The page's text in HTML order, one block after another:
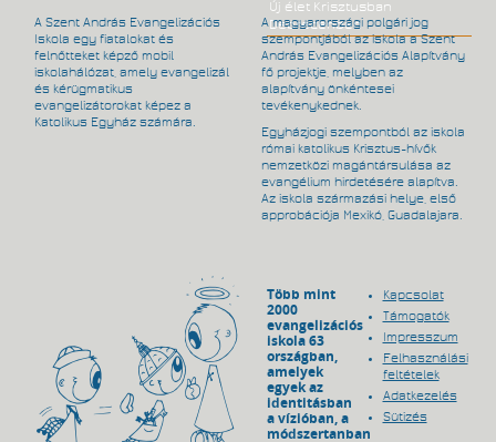
Új élet Krisztusban
Debrecenben
A Szent András Evangelizációs
Iskola egy fiatalokat és
felnőtteket képző mobil
iskolahálózat, amely evangelizál
és kérügmatikus
evangelizátorokat képez a
Katolikus Egyház számára.
A magyarországi polgári jog
szempontjából az iskola a Szent
András Evangelizációs Alapítvány
fő projektje, melyben az
alapítvány önkéntesei
tevékenykednek.
Egyházjogi szempontból az iskola
római katolikus Krisztus-hívők
nemzetközi magántársulása az
evangélium hirdetésére alapítva.
Az iskola származási helye, első
approbációja Mexikó, Guadalajara.
Több mint
2000
evangelizációs
iskola 63
országban,
amelyek
egyek az
identitásban
a vízióban, a
módszertanban
Kapcsolat
Támogatók
Impresszum
Felhasználási
feltételek
Adatkezelés
Sütizés